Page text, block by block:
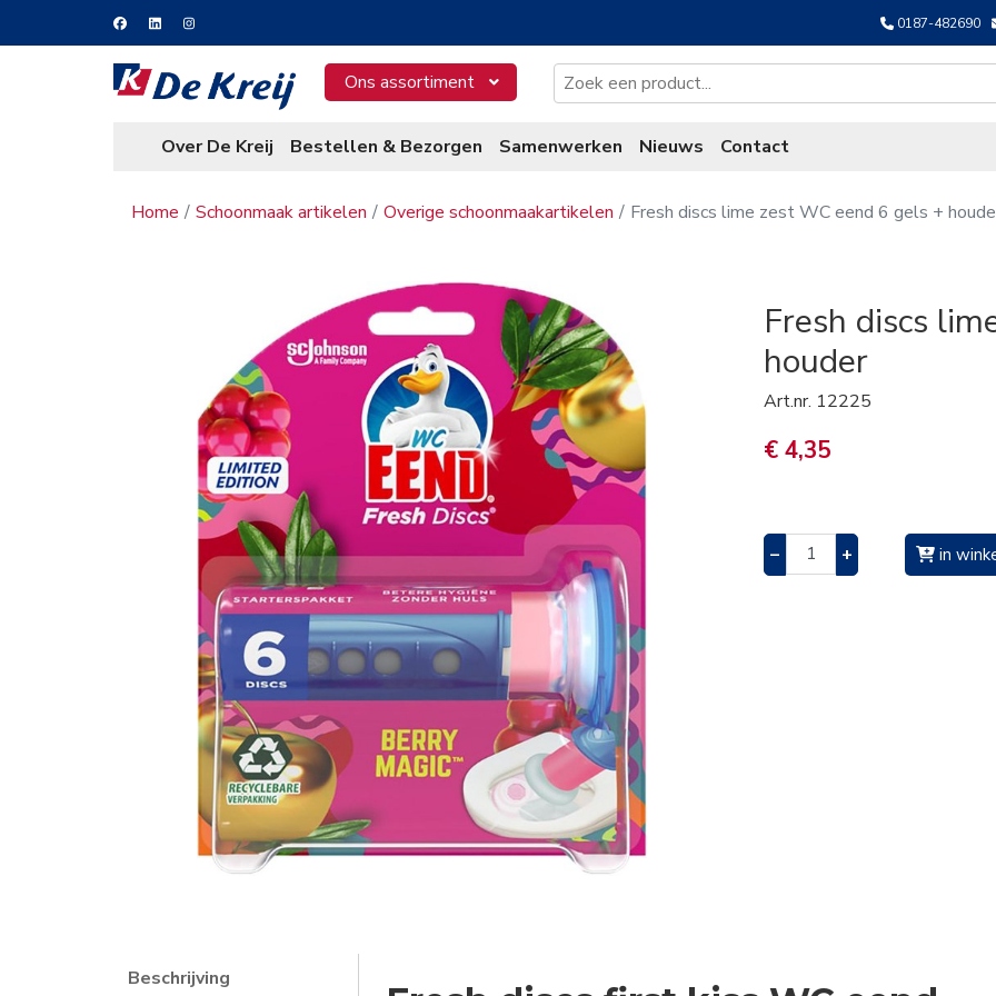
0187-482690
Ons assortiment
Over De Kreij Bestellen & Bezorgen Samenwerken Nieuws Contact
Home Schoonmaak artikelen Overige schoonmaakartikelen Fresh discs lime zest WC eend 6 gels +
Fresh discs
houder
Art.nr. 12225
€ 4,35
– + in
Beschrijving